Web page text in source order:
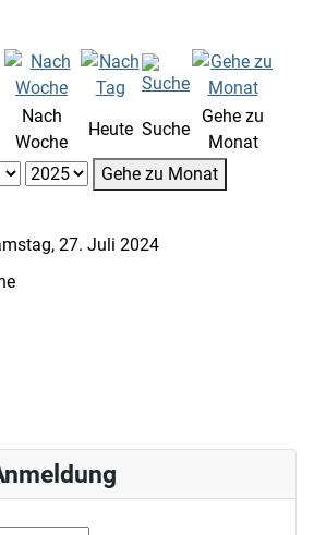
Nach
Woche
Heute Suche
Gehe zu
Monat
Gehe zu Monat
27. Juli 2024